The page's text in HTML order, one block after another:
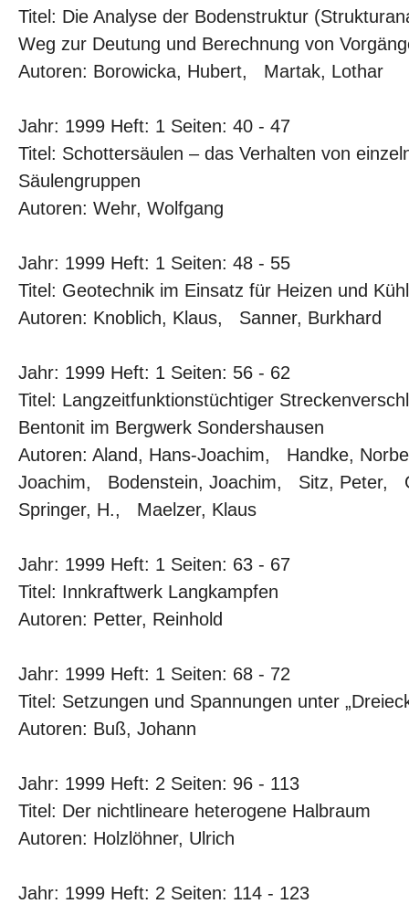
Titel: Die Analyse der Bodenstruktur
Weg zur Deutung und Berechnung von
Autoren: Borowicka, Hubert, Martak, Lothar
Jahr: 1999 Heft: 1 Seiten: 40 - 47
Titel: Schottersäulen – das Verhalten von
Säulengruppen
Autoren: Wehr, Wolfgang
Jahr: 1999 Heft: 1 Seiten: 48 - 55
Titel: Geotechnik im Einsatz für Heizen und
Autoren: Knoblich, Klaus, Sanner, Burkhard
Jahr: 1999 Heft: 1 Seiten: 56 - 62
Titel: Langzeitfunktionstüchtiger
Bentonit im Bergwerk Sondershausen
Autoren: Aland, Hans-Joachim, Handke,
Joachim, Bodenstein, Joachim, Sitz, Peter,
Springer, H., Maelzer, Klaus
Jahr: 1999 Heft: 1 Seiten: 63 - 67
Titel: Innkraftwerk Langkampfen
Autoren: Petter, Reinhold
Jahr: 1999 Heft: 1 Seiten: 68 - 72
Titel: Setzungen und Spannungen unter
Autoren: Buß, Johann
Jahr: 1999 Heft: 2 Seiten: 96 - 113
Titel: Der nichtlineare heterogene Halbraum
Autoren: Holzlöhner, Ulrich
Jahr: 1999 Heft: 2 Seiten: 114 - 123